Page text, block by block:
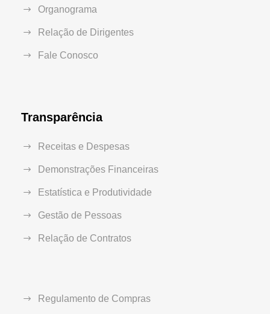
Organograma
Relação de Dirigentes
Fale Conosco
Transparência
Receitas e Despesas
Demonstrações Financeiras
Estatística e Produtividade
Gestão de Pessoas
Relação de Contratos
Regulamento de Compras